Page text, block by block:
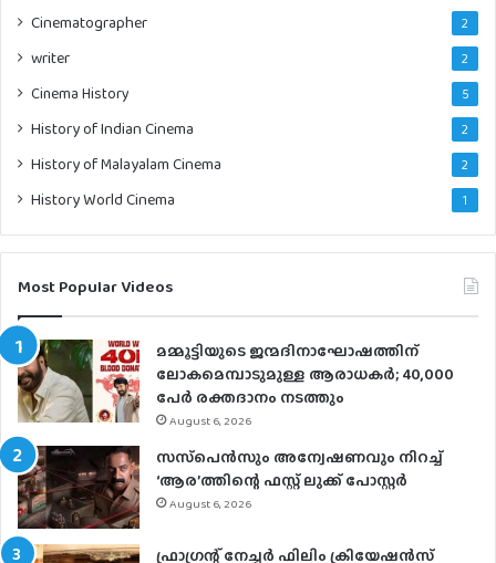
Cinematographer 2
writer 2
Cinema History 5
History of Indian Cinema 2
History of Malayalam Cinema 2
History World Cinema 1
Most Popular Videos
മമ്മൂട്ടിയുടെ ജന്മദിനാഘോഷത്തിന്
ലോകമെമ്പാടുമുള്ള ആരാധകര്‍; 40,000
പേര്‍ രക്തദാനം നടത്തും
August 6, 2026
സസ്‌പെന്‍സും അന്വേഷണവും നിറച്ച്
‘ആര’ത്തിന്റെ ഫസ്റ്റ് ലുക്ക് പോസ്റ്റര്‍
August 6, 2026
ഫ്രാഗ്രന്റ് നേച്ചര്‍ ഫിലിം ക്രിയേഷന്‍സ്